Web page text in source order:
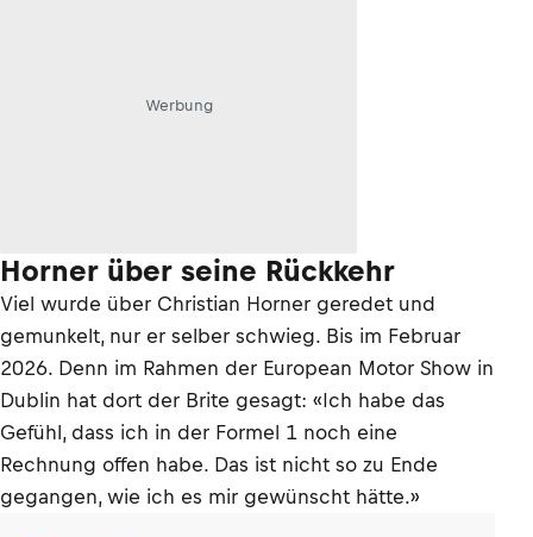
Werbung
Horner über seine Rückkehr
Viel wurde über Christian Horner geredet und
gemunkelt, nur er selber schwieg. Bis im Februar
2026. Denn im Rahmen der European Motor Show in
Dublin hat dort der Brite gesagt: «Ich habe das
Gefühl, dass ich in der Formel 1 noch eine
Rechnung offen habe. Das ist nicht so zu Ende
gegangen, wie ich es mir gewünscht hätte.»